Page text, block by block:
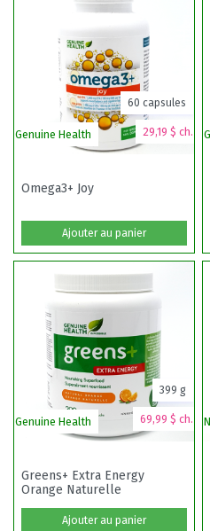
Genuine Health 29,19 $ ch.
60 capsules
Omega3+ Joy
Ajouter au panier
Genuine Health 69,99 $ ch.
399 g
Greens+ Extra Energy
Orange Naturelle
Ajouter au panier